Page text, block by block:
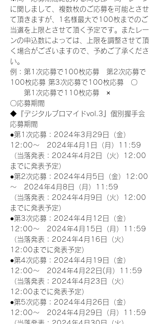
に関しまして、複数枚のご応募を可能とさせ
て頂きますが、1名様最大で100枚までのご
当選を上限とさせて頂く予定です。またレー
ンの申込数によっては、上限を調整させて頂
く場合がございますので、予めご了承くださ
い。
例：第1次応募で100枚応募　第2次応募で
100枚応募 第3次応募で100枚応募　〇
第1次応募で110枚応募　×
〇応募期間
◆『デジタルブロマイドvol.3』個別握手会
応募期間
●第1次応募：2024年3月29日（金）
12:00～　2024年4月1日（月）11:59
（当落発表：2024年4月2日（火）12:00
までに発表予定）
●第2次応募：2024年4月5日（金）12:00
～　2024年4月8日（月）11:59
（当落発表：2024年4月9日（火）12:00
までに発表予定）
●第3次応募：2024年4月12日（金）
12:00～　2024年4月15日（月）11:59
（当落発表：2024年4月16日（火）
12:00までに発表予定）
●第4次応募：2024年4月19日（金）
12:00～　2024年4月22日(月）11:59
（当落発表：2024年4月23日（火）
12:00までに発表予定）
●第5次応募：2024年4月26日（金）
12:00～　2024年4月29日（月）11:59